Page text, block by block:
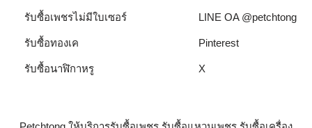
รับซื้อเพชรไม่มีใบเซอร์
รับซื้อทองเค
รับซื้อนาฬิกาหรู
LINE OA @petchtong
Pinterest
X